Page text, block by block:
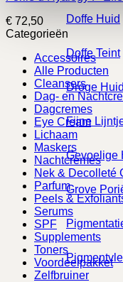
Doffe Huid
Doffe Teint
Droge Huid
Fijne
Gevoelige
Grove
€ 72,50
Categorieën
Accessoires
Alle Producten
Cleansers
Dag- en
Dagcremes
Eye Cream
Lichaam
Maskers
Nachtcremes
Nek & Decolleté
Parfum
Peels &
Serums
SPF
Supplements
Toners
Voordeelpakket
Zelfbruiner